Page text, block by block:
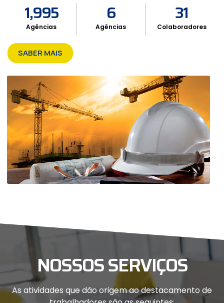
Agências
1,995
Agências
6
Colaboradores
31
SABER MAIS
NOSSOS SERVIÇOS
As atividades que dão origem ao destacamento de